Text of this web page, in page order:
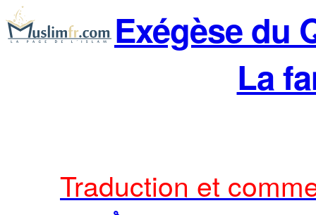
Exégèse du
La
Traduction et